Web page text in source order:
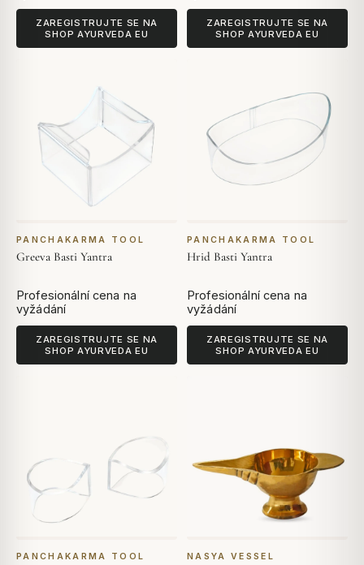
ZAREGISTRUJTE SE NA
SHOP AYURVEDA EU
ZAREGISTRUJTE SE NA
SHOP AYURVEDA EU
PANCHAKARMA TOOL
Greeva Basti Yantra
Profesionální cena na
vyžádání
ZAREGISTRUJTE SE NA
SHOP AYURVEDA EU
PANCHAKARMA TOOL
Hrid Basti Yantra
Profesionální cena na
vyžádání
ZAREGISTRUJTE SE NA
SHOP AYURVEDA EU
PANCHAKARMA TOOL NASYA VESSEL